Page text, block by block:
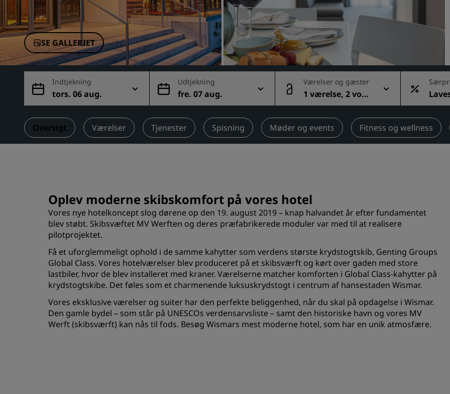
Søg flyafgange
Spisning
Søg efter en restaurant
Digitale tjenester
Radisson Hotels-app
SE GALLERIET
Indtjekning
tors. 06 aug.
Udtjekning
fre. 07 aug.
Værelser og gæster
1 værelse, 2 voks
ne
ige
Oversigt Værelser Tjenester Spisning Møder og events Fitness og wellness
Oplev moderne skibskomfort på vores hotel
Vores nye hotelkoncept slog dørene op den 19. august 2019 – knap halvandet år efter fundamentet
blev støbt. Skibsvæftet MV Werften og deres præfabrikerede moduler var med til at realisere
pilotprojektet.
Få et uforglemmeligt ophold i de samme kahytter som verdens største krydstogtskib, Genting Groups
Global Class. Vores hotelværelser blev produceret på et skibsværft og kørt over gaden med store
lastbiler, hvor de blev installeret med kraner. Værelserne matcher komforten i Global Class-kahytter på
krydstogtskibe. Det føles som et charmenende luksuskrydstogt i centrum af hansestaden Wismar.
Vores eksklusive værelser og suiter har den perfekte beliggenhed, når du skal på opdagelse i Wismar.
Den gamle bydel – som står på UNESCOs verdensarvsliste – samt den historiske havn og vores MV
Werft (skibsværft) kan nås til fods. Besøg Wismars mest moderne hotel, som har en unik atmosfære.